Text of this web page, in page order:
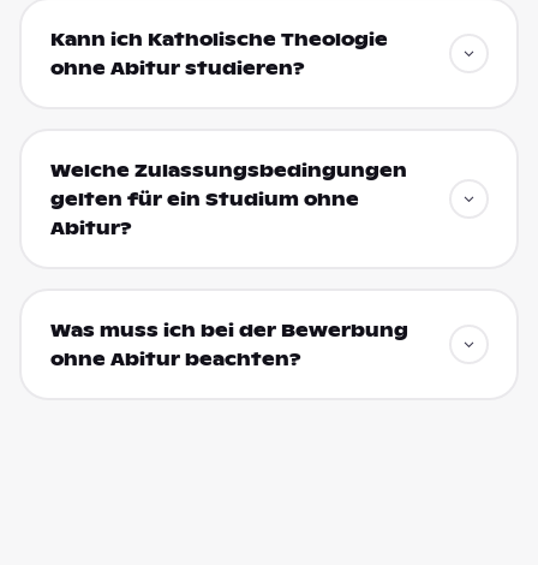
Kann ich Katholische Theologie
ohne Abitur studieren?
Welche Zulassungsbedingungen
gelten für ein Studium ohne
Abitur?
Was muss ich bei der Bewerbung
ohne Abitur beachten?